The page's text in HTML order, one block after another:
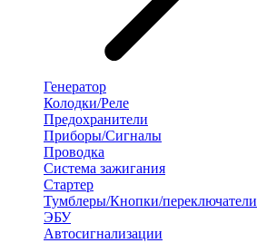
Генератор
Колодки/Реле
Предохранители
Приборы/Сигналы
Проводка
Система зажигания
Стартер
Тумблеры/Кнопки/переключатели
ЭБУ
Автосигнализации